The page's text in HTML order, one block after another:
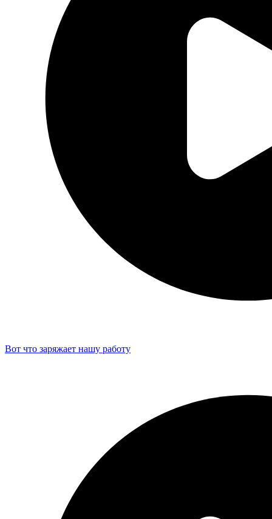
Вот что заряжает нашу работу